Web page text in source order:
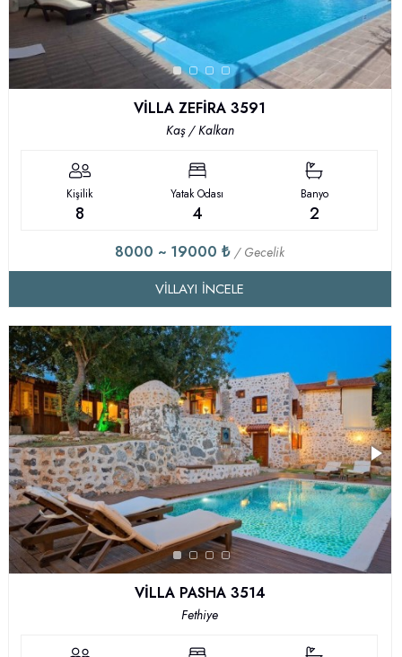
VİLLA ZEFİRA 3591
Kaş / Kalkan
Kişilik
8
Yatak Odası
4
Banyo
2
8000 ~ 19000 ₺ / Gecelik
VILLAYI İNCELE
VİLLA PASHA 3514
Fethiye